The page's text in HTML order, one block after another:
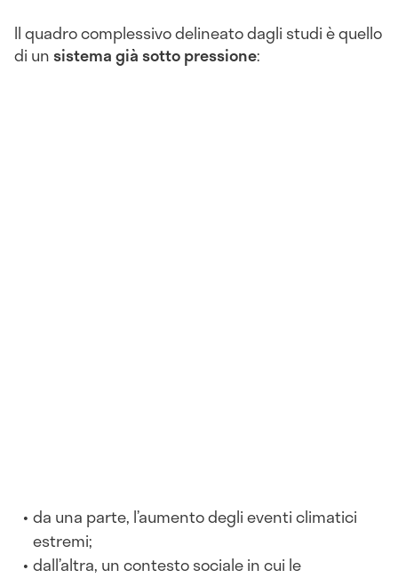
Il quadro complessivo delineato dagli studi è quello
di unsistema già sotto pressione:
da una parte, l’aumento degli eventi climatici
estremi;
dall’altra, un contesto sociale in cui le